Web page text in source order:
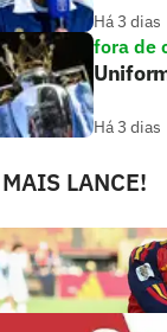
Há 3 dias
fora de
Há 3 dias
MAIS LANCE!